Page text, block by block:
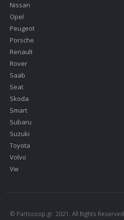
Nissan
Opel
Peugeot
Porsche
Renault
Rover
Saab
Seat
Skoda
Smart
Subaru
Suzuki
Toyota
Volvo
Vw
© Partscoop.gr. 2021. All Rights Reserved